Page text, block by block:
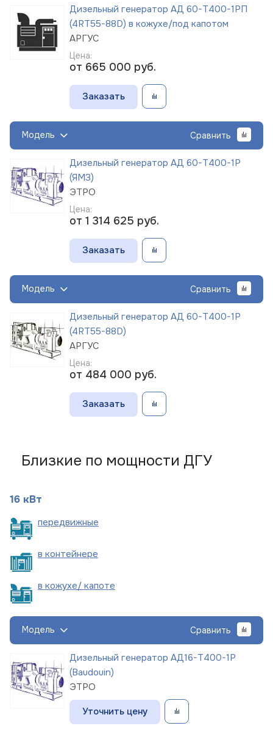
Дизельный генератор АД 60-Т400-1РП
(4RT55-88D) в кожухе/под капотом
АРГУС
Цена:
от 665 000 руб.
Заказать
Модель Сравнить
Дизельный генератор АД 60-Т400-1Р
(ЯМЗ)
ЭТРО
Цена:
от 1 314 625 руб.
Заказать
Модель Сравнить
Дизельный генератор АД 60-Т400-1Р
(4RT55-88D)
АРГУС
Цена:
от 484 000 руб.
Заказать
Близкие по мощности ДГУ
16 кВт
передвижные
в контейнере
в кожухе/ капоте
Модель Сравнить
Дизельный генератор АД16-Т400-1Р
(Baudouin)
ЭТРО
Уточнить цену